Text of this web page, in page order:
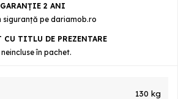
2 ANI
siguranţă pe dariamob.ro
TITLU DE PREZENTARE
în pachet.
130 kg